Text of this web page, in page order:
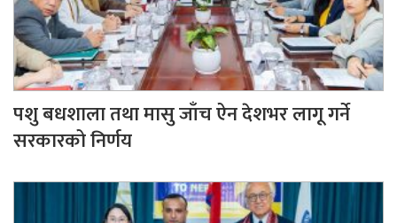
पशु बधशाला तथा मासु जाँच ऐन देशभर लागू गर्ने
सरकारको निर्णय